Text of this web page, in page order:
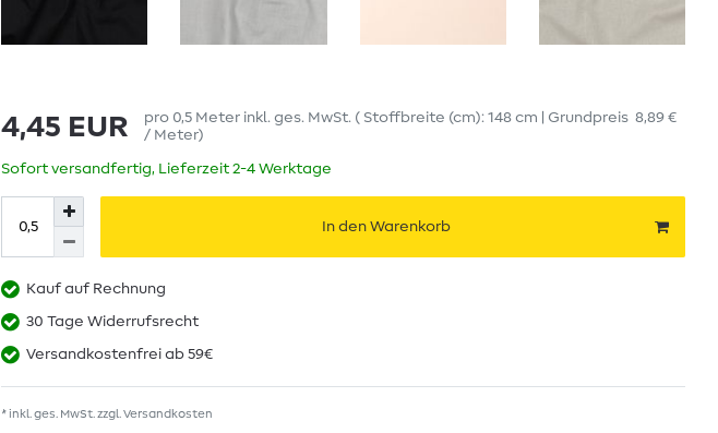
4,45 EUR pro 0,5 Meter inkl. ges. MwSt. ( Stoffbreite (cm): 148 cm | Grundpreis 8,89 €
/ Meter)
Sofort versandfertig, Lieferzeit 2-4 Werktage
In den Warenkorb
Kauf auf Rechnung
30 Tage Widerrufsrecht
Versandkostenfrei ab 59€
* inkl. ges. MwSt. zzgl.Versandkosten